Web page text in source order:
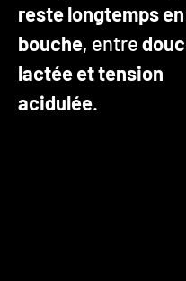
reste longtemps en
bouche, entre
lactée et tension
acidulée.